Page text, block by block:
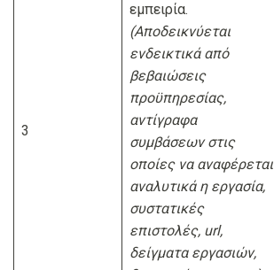
3
εμπειρία.
(Αποδεικνύεται
ενδεικτικά από
βεβαιώσεις
προϋπηρεσίας,
αντίγραφα
συμβάσεων στις
οποίες να αναφέρεται
αναλυτικά η εργασία,
συστατικές
επιστολές, url,
δείγματα εργασιών,